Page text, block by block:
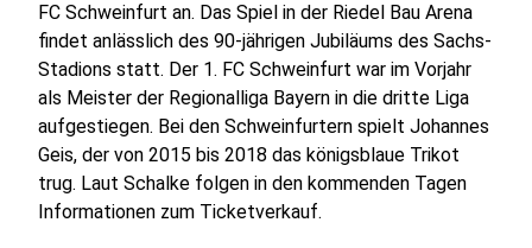
FC Schweinfurt an. Das Spiel in der Riedel Bau Arena
findet anlässlich des 90-jährigen Jubiläums des Sachs-
Stadions statt. Der 1. FC Schweinfurt war im Vorjahr
als Meister der Regionalliga Bayern in die dritte Liga
aufgestiegen. Bei den Schweinfurtern spielt Johannes
Geis, der von 2015 bis 2018 das königsblaue Trikot
trug. Laut Schalke folgen in den kommenden Tagen
Informationen zum Ticketverkauf.